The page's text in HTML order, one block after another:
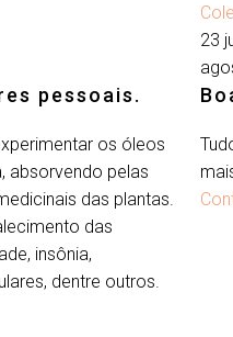
pessoais.
os óleos
absorvendo pelas
das plantas.
das
insônia,
dentre outros.
23